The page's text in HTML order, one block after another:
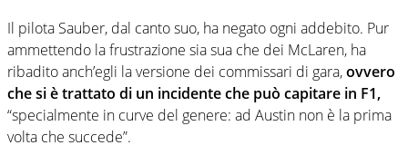
Il pilota Sauber, dal canto suo, ha negato ogni addebito. Pur
ammettendo la frustrazione sia sua che dei McLaren, ha
ribadito anch’egli la versione dei commissari di gara,ovvero
che si è trattato di un incidente che può capitare in F1,
“specialmente in curve del genere: ad Austin non è la prima
volta che succede”.